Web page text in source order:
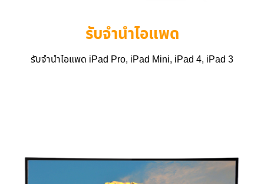
รับจำนำไอแพด
รับจำนำไอแพด iPad Pro, iPad Mini, iPad 4, iPad 3